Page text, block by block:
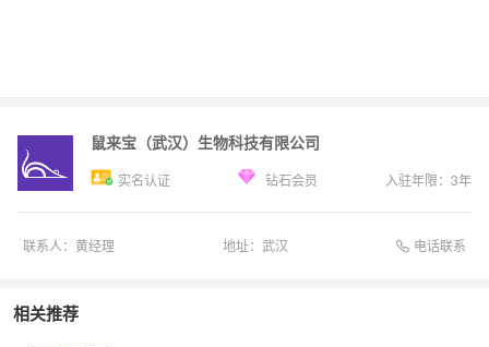
鼠来宝（武汉）生物科技有限公司
实名认证 钻石会员 入驻年限： 3年
联系人： 黄经理 地址： 武汉 电话联系
相关推荐